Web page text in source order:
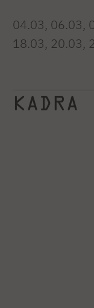
04.03, 06.03,
18.03, 20.03,
KADRA